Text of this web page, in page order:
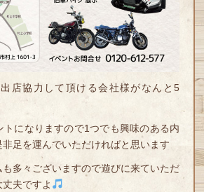
店協力して頂ける会社様がなんと5
トになりますので1つでも興味のある内
足を運んでいただければと思います
多々ございますので遊びに来ていただ
夫ですよ